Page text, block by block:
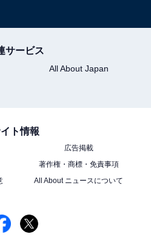
サービス
All About Japan
ト情報
広告掲載
著作権・商標・免責事項
All About ニュースについて